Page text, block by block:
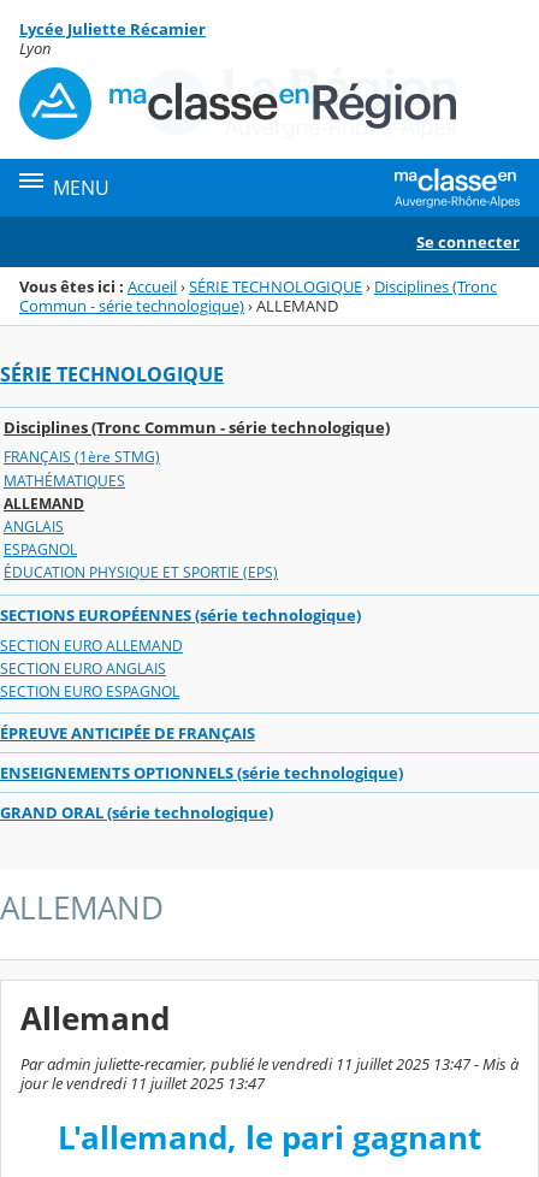
Menu de la rubrique
Contenu
Lycée Juliette Récamier
Lyon
MENU
Se connecter
Vous êtes ici : Accueil›SÉRIE TECHNOLOGIQUE› Disciplines (Tronc
Commun - série technologique)›ALLEMAND
SÉRIE TECHNOLOGIQUE
Disciplines (Tronc Commun - série technologique)
FRANÇAIS (1ère STMG)
MATHÉMATIQUES
ALLEMAND
ANGLAIS
ESPAGNOL
ÉDUCATION PHYSIQUE ET SPORTIE (EPS)
SECTIONS EUROPÉENNES (série technologique)
SECTION EURO ALLEMAND
SECTION EURO ANGLAIS
SECTION EURO ESPAGNOL
ÉPREUVE ANTICIPÉE DE FRANÇAIS
ENSEIGNEMENTS OPTIONNELS (série technologique)
GRAND ORAL (série technologique)
ALLEMAND
Allemand
Par admin juliette-recamier, publié le vendredi 11 juillet 2025 13:47 - Mis à
jour le vendredi 11 juillet 2025 13:47
L'allemand, le pari gagnant